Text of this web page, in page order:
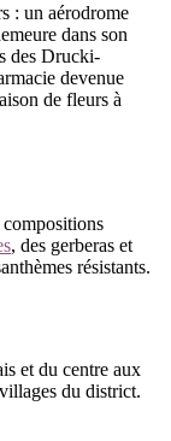
: un aérodrome
dans son
des Drucki-
devenue
de fleurs à
compositions
, des gerberas et
résistants.
et du centre aux
du district.